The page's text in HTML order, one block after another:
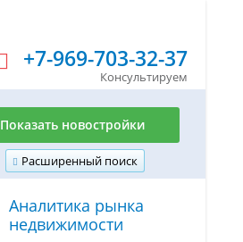
+7-969-703-32-37
Консультируем
Расширенный поиск
Показать новостройки
Аналитика рынка
недвижимости